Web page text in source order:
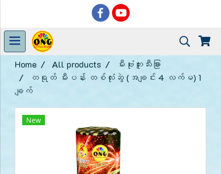
Home All products
မီးဗုံးဘူးသီးခြား
တရုတ် မီးပန်း တစ်လုံးဆွဲ (အချင်း 4 လက်မ) 1
ချက်
New